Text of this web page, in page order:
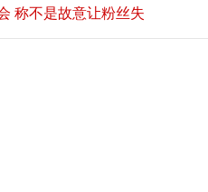
称不是故意让粉丝失
称不是故意让粉丝失